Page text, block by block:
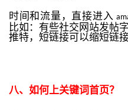
时间和流量，直接进入
比如：有些社交网站发帖
推特，短链接可以缩短链接
八、 如何上关键词首页？